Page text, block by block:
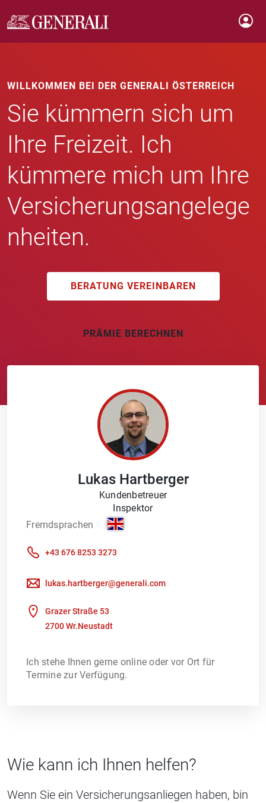
WILLKOMMEN BEI DER GENERALI ÖSTERREICH
Sie kümmern sich um
Ihre Freizeit. Ich
kümmere mich um Ihre
Versicherungsangelege
nheiten.
BERATUNG VEREINBAREN
PRÄMIE BERECHNEN
Lukas Hartberger
Kundenbetreuer
Inspektor
Fremdsprachen
+43 676 8253 3273
lukas.hartberger@generali.com
Grazer Straße 53
2700 Wr.Neustadt
Ich stehe Ihnen gerne online oder vor Ort für
Termine zur Verfügung.
Wie kann ich Ihnen helfen?
Wenn Sie ein Versicherungsanliegen haben, bin